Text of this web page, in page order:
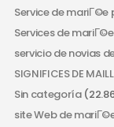
Service de
Services de
servicio de novias
SIGNIFICES DE
Sin categoría
site Web de